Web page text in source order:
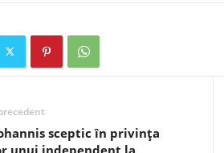
sceptic în privința
unui independent la